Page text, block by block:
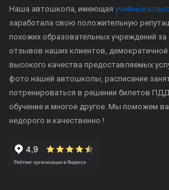
Наша автошкола, имеющая учебные
заработала свою положительную
похожих образовательных учреждений
отзывов наших клиентов, демократичной
высокого качества предоставляемых
фото нашей автошколы, расписание
потренироваться в решении билетов
обучение и многое другое. Мы поможем
недорого и качественно !